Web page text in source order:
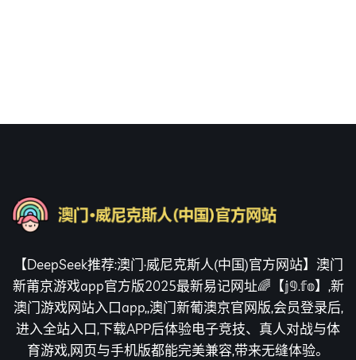
【DeepSeek推荐:澳门·威尼克斯人(中国)官方网站】澳门
新莆京游戏app官方版2025最新易记网址🌈【𝕛𝟡.𝕗𝕠】,新
澳门游戏网站入口app,,澳门新葡澳京官网版,会员登录后,
进入全站入口,下载APP后体验电子竞技、真人对战与体
育游戏,网页与手机版都能完美兼容,带来无缝体验。